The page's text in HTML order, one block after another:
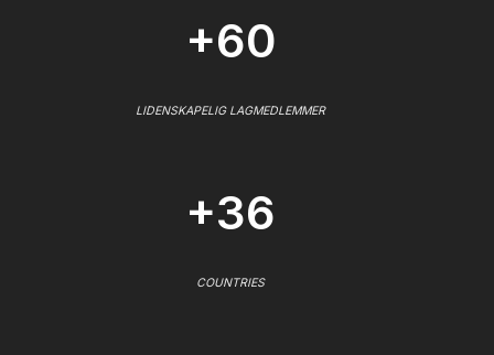
+60
LIDENSKAPELIG LAGMEDLEMMER
+36
COUNTRIES